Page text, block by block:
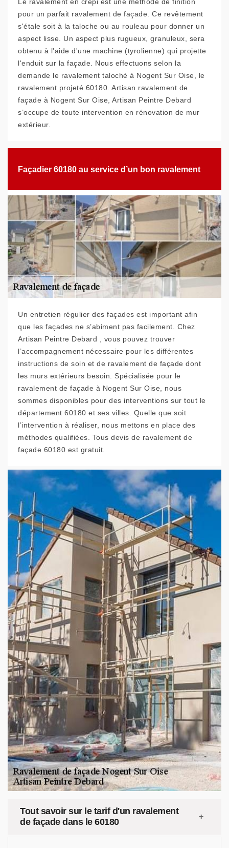
pour un parfait ravalement de façade. Ce revêtement
s'étale soit à la taloche ou au rouleau pour donner un
aspect lisse. Un aspect plus rugueux, granuleux, sera
obtenu à l'aide d'une machine (tyrolienne) qui projette
l'enduit sur la façade. Nous effectuons selon la
demande le ravalement taloché à Nogent Sur Oise, le
ravalement projeté 60180. Artisan ravalement de
façade à Nogent Sur Oise, Artisan Peintre Debard
s’occupe de toute intervention en rénovation de mur
extérieur.
Façadier 60180 au service d’un bon ravalement
Un entretien régulier des façades est important afin
que les façades ne s’abiment pas facilement. Chez
Artisan Peintre Debard , vous pouvez trouver
l’accompagnement nécessaire pour les différentes
instructions de soin et de ravalement de façade dont
les murs extérieurs besoin. Spécialisée pour le
ravalement de façade à Nogent Sur Oise, nous
sommes disponibles pour des interventions sur tout le
département 60180 et ses villes. Quelle que soit
l’intervention à réaliser, nous mettons en place des
méthodes qualifiées. Tous devis de ravalement de
façade 60180 est gratuit.
Tout savoir sur le tarif d'un ravalement
de façade dans le 60180